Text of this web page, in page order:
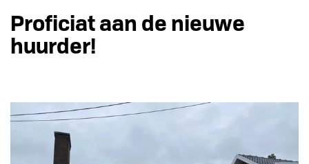
Proficiat aan de nieuwe
huurder!